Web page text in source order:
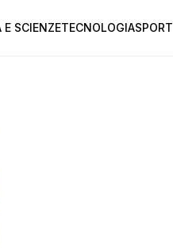
E SCIENZETECNOLOGIASPORT